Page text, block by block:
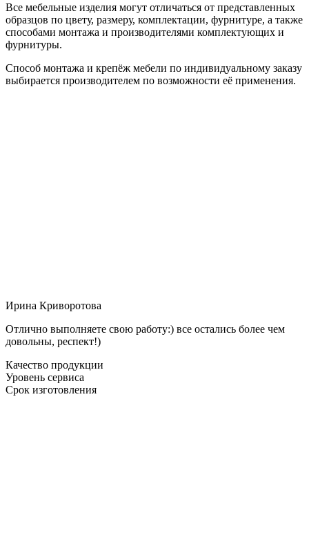
Все мебельные изделия могут отличаться от представленных
образцов по цвету, размеру, комплектации, фурнитуре, а также
способами монтажа и производителями комплектующих и
фурнитуры.
Способ монтажа и крепёж мебели по индивидуальному заказу
выбирается производителем по возможности её применения.
Ирина Криворотова
Отлично выполняете свою работу:) все остались более чем
довольны, респект!)
Качество продукции
Уровень сервиса
Срок изготовления